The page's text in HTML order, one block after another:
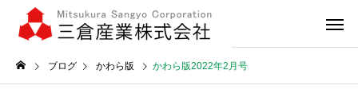
ブログ かわら版 かわら版2022年2月号